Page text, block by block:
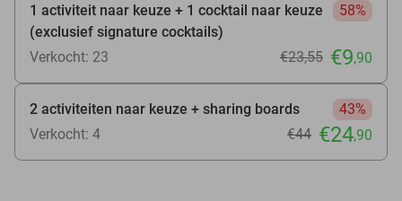
1 activiteit naar keuze + 1 cocktail naar keuze
(exclusief signature cocktails)
58%
Verkocht: 23 €23,55 €9,90
2 activiteiten naar keuze + sharing boards
43%
Verkocht: 4
€44 €24,90